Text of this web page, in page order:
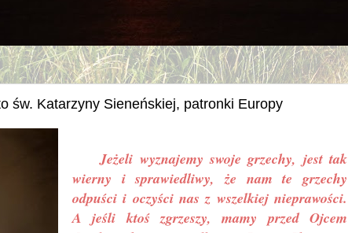
św. Katarzyny Sieneńskiej, patronki Europy
Jeżeli wyznajemy swoje grzechy, jest tak
wierny i sprawiedliwy, że nam te grzechy
odpuści i oczyści nas z wszelkiej nieprawości.
A jeśli ktoś zgrzeszy, mamy przed Ojcem